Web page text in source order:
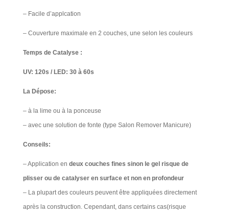
– Facile d’applcation
– Couverture maximale en 2 couches, une selon les couleurs
Temps de Catalyse :
UV: 120s / LED: 30 à 60s
La Dépose:
– à la lime ou à la ponceuse
– avec une solution de fonte (type Salon Remover Manicure)​
Conseils:
– Application en deux couches fines sinon le gel risque de
plisser ou de catalyser en surface et non en profondeur
– La plupart des couleurs peuvent être appliquées directement
après la construction. Cependant, dans certains cas(risque